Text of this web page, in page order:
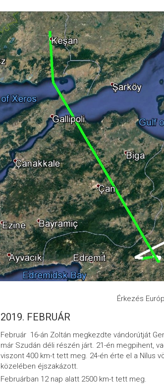
Érkezés
2019. FEBRUÁR
Február 16-án Zoltán megkezdte vándorútját
már Szudán déli részén járt. 21-én megpihent,
viszont 400 km-t tett meg. 24-én érte el a Nílus
közelében éjszakázott.
Februárban 12 nap alatt 2500 km-t tett meg.